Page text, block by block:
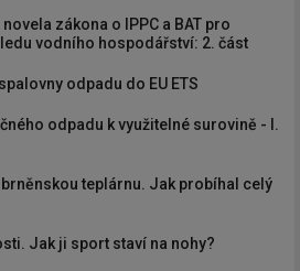
zákona o IPPC a BAT pro
vodního hospodářství: 2. část
odpadu do EU ETS
odpadu k využitelné surovině - I.
teplárnu. Jak probíhal celý
Jak ji sport staví na nohy?